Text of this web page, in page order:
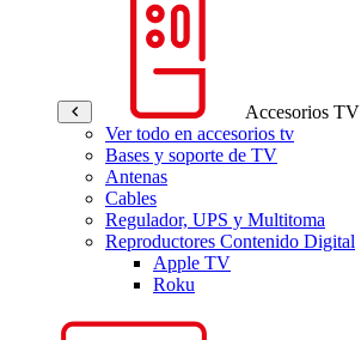
Accesorios TV
Ver todo en accesorios tv
Bases y soporte de TV
Antenas
Cables
Regulador, UPS y Multitoma
Reproductores Contenido Digital
Apple TV
Roku